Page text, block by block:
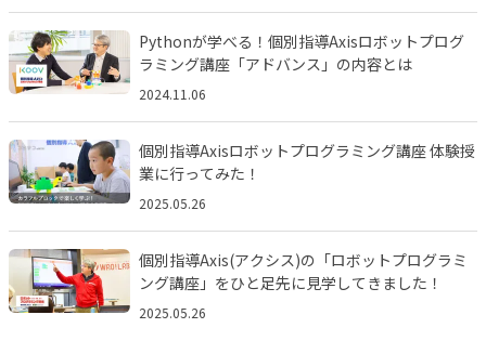
Pythonが学べる！個別指導Axisロボットプログ
ラミング講座「アドバンス」の内容とは
2024.11.06
個別指導Axisロボットプログラミング講座 体験授
業に行ってみた！
2025.05.26
個別指導Axis(アクシス)の「ロボットプログラミ
ング講座」をひと足先に見学してきました！
2025.05.26